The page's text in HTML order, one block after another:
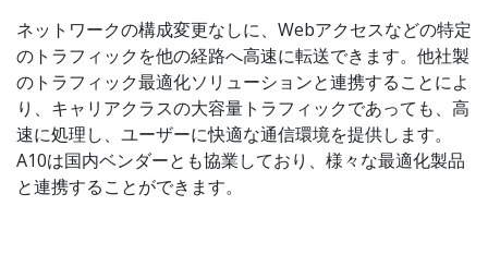
ネットワークの構成変更なしに、Webアクセスなどの特定
のトラフィックを他の経路へ高速に転送できます。他社製
のトラフィック最適化ソリューションと連携することによ
り、キャリアクラスの大容量トラフィックであっても、高
速に処理し、ユーザーに快適な通信環境を提供します。
A10は国内ベンダーとも協業しており、様々な最適化製品
と連携することができます。